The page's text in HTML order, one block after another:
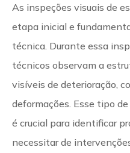
As inspeções visuais de
etapa inicial e
técnica. Durante essa
técnicos observam a
visíveis de deterioração,
deformações. Esse tipo
é crucial para identificar
necessitar de